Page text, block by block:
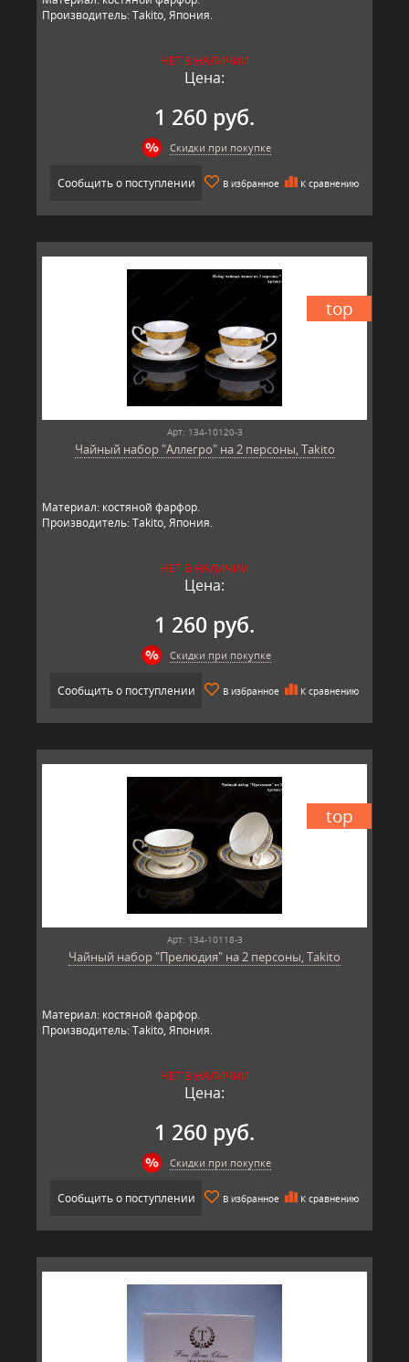
Производитель: Takito, Япония.
НЕТ В НАЛИЧИИ
Цена:
1 260 руб.
Скидки при покупке
Сообщить о поступлении В избранное К сравнению
top
Арт: 134-10120-3
Чайный набор "Аллегро" на 2 персоны, Takito
Материал: костяной фарфор.
Производитель: Takito, Япония.
НЕТ В НАЛИЧИИ
Цена:
1 260 руб.
Скидки при покупке
Сообщить о поступлении В избранное К сравнению
top
Арт: 134-10118-3
Чайный набор "Прелюдия" на 2 персоны, Takito
Материал: костяной фарфор.
Производитель: Takito, Япония.
НЕТ В НАЛИЧИИ
Цена:
1 260 руб.
Скидки при покупке
Сообщить о поступлении В избранное К сравнению